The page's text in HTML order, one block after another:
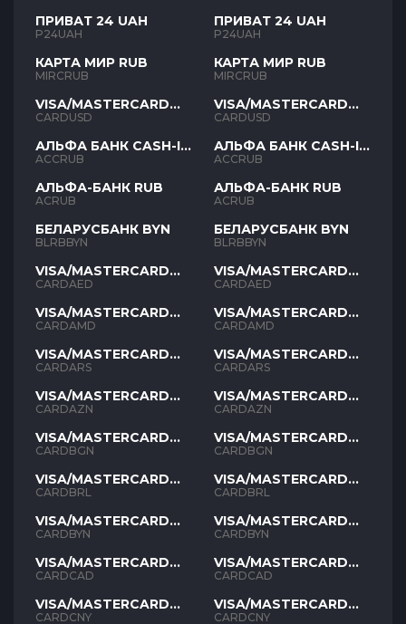
ПРИВАТ 24 UAH
P24UAH
КАРТА МИР RUB
MIRCRUB
VISA/MASTERCARD
USD
CARDUSD
АЛЬФА БАНК CASH-IN
RUB
ACCRUB
АЛЬФА-БАНК RUB
ACRUB
БЕЛАРУСБАНК BYN
BLRBBYN
VISA/MASTERCARD
AED
CARDAED
VISA/MASTERCARD
AMD
CARDAMD
VISA/MASTERCARD
ARS
CARDARS
VISA/MASTERCARD
AZN
CARDAZN
VISA/MASTERCARD
BGN
CARDBGN
VISA/MASTERCARD
BRL
CARDBRL
VISA/MASTERCARD
BYN
CARDBYN
VISA/MASTERCARD
CAD
CARDCAD
VISA/MASTERCARD
CNY
CARDCNY
ПРИВАТ 24 UAH
P24UAH
КАРТА МИР RUB
MIRCRUB
VISA/MASTERCARD
USD
CARDUSD
АЛЬФА БАНК CASH-IN
RUB
ACCRUB
АЛЬФА-БАНК RUB
ACRUB
БЕЛАРУСБАНК BYN
BLRBBYN
VISA/MASTERCARD
AED
CARDAED
VISA/MASTERCARD
AMD
CARDAMD
VISA/MASTERCARD
ARS
CARDARS
VISA/MASTERCARD
AZN
CARDAZN
VISA/MASTERCARD
BGN
CARDBGN
VISA/MASTERCARD
BRL
CARDBRL
VISA/MASTERCARD
BYN
CARDBYN
VISA/MASTERCARD
CAD
CARDCAD
VISA/MASTERCARD
CNY
CARDCNY